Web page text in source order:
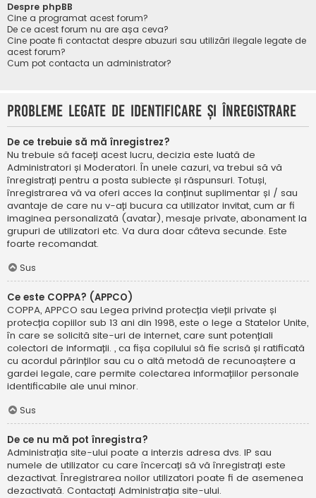
Despre phpBB
Cine a programat acest forum?
De ce acest forum nu are așa ceva?
Cine poate fi contactat despre abuzuri sau utilizări ilegale legate de
acest forum?
Cum pot contacta un administrator?
Probleme legate de identificare și înregistrare
De ce trebuie să mă înregistrez?
Nu trebuie să faceți acest lucru, decizia este luată de
Administratori și Moderatori. În unele cazuri, va trebui să vă
înregistrați pentru a posta subiecte și răspunsuri. Totuși,
înregistrarea vă va oferi acces la conținut suplimentar și / sau
avantaje de care nu v-ați bucura ca utilizator invitat, cum ar fi
imaginea personalizată (avatar), mesaje private, abonament la
grupuri de utilizatori etc. Va dura doar câteva secunde. Este
foarte recomandat.
Sus
Ce este COPPA? (APPCO)
COPPA, APPCO sau Legea privind protecția vieții private și
protecția copiilor sub 13 ani din 1998, este o lege a Statelor Unite,
în care se solicită site-uri de internet, care sunt potențiali
colectori de informații. , ca fișa copilului să fie scrisă și ratificată
cu acordul părinților sau cu o altă metodă de recunoaștere a
gardei legale, care permite colectarea informațiilor personale
identificabile ale unui minor.
Sus
De ce nu mă pot înregistra?
Administrația site-ului poate a interzis adresa dvs. IP sau
numele de utilizator cu care încercați să vă înregistrați este
dezactivat. Înregistrarea noilor utilizatori poate fi de asemenea
dezactivată. Contactați Administrația site-ului.